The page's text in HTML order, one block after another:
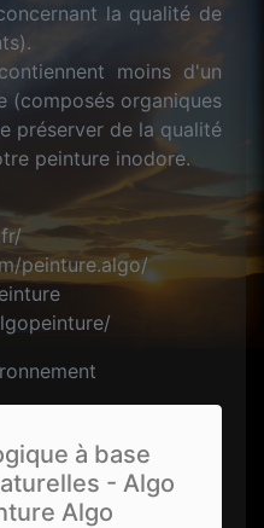
la qualité de
moins d'un
(composés organiques
préserver de la qualité
peinture inodore.
peinture.algo/
à base
- Algo
Algo